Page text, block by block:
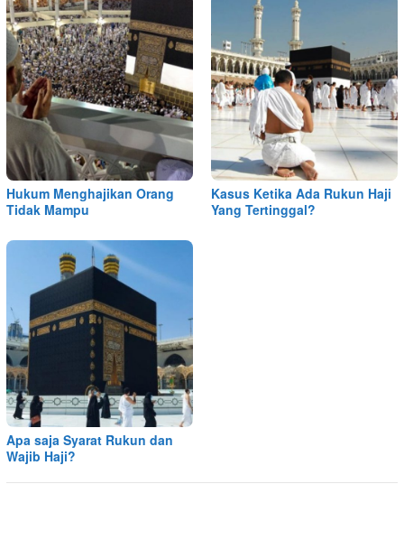
Hukum Menghajikan Orang
Tidak Mampu
Kasus Ketika Ada Rukun Haji
Yang Tertinggal?
Apa saja Syarat Rukun dan
Wajib Haji?